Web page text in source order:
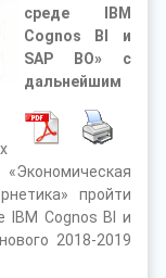
среде IBM
Cognos BI и
SAP BO» с
дальнейшим
пройти
IBM Cognos BI и
2018-2019